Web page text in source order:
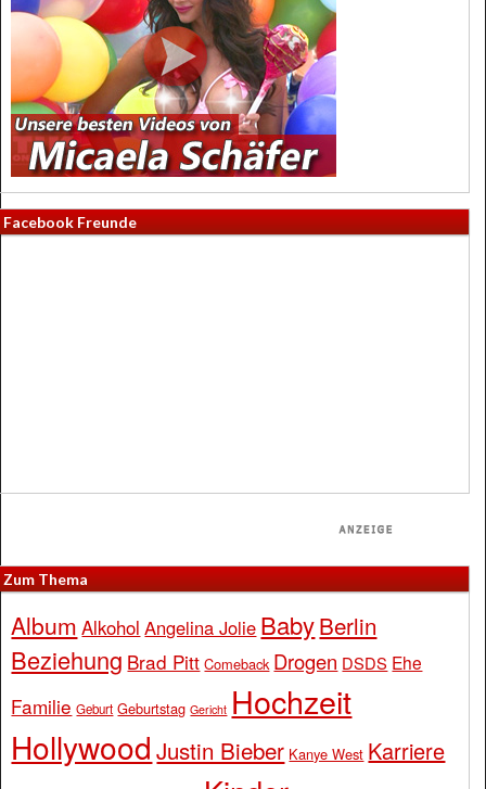
Facebook Freunde
Zum Thema
Album Alkohol Angelina Jolie BabyBerlin
Beziehung Brad Pitt Comeback Drogen DSDS Ehe
Familie Geburt Geburtstag Gericht Hochzeit
Hollywood Justin Bieber Kanye West Karriere